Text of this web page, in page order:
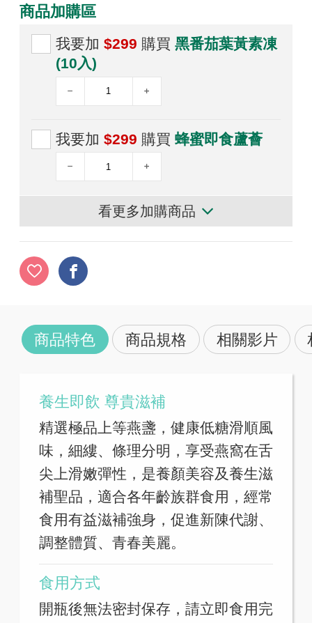
商品加購區
我要加 $299 購買 黑番茄葉黃素凍
(10入)
我要加 $299 購買 蜂蜜即食蘆薈
看更多加購商品
商品特色 商品規格 相關影片
養生即飲 尊貴滋補
精選極品上等燕盞，健康低糖滑順風
味，細縷、條理分明，享受燕窩在舌
尖上滑嫩彈性，是養顏美容及養生滋
補聖品，適合各年齡族群食用，經常
食用有益滋補強身，促進新陳代謝、
調整體質、青春美麗。
食用方式
開瓶後無法密封保存，請立即食用完